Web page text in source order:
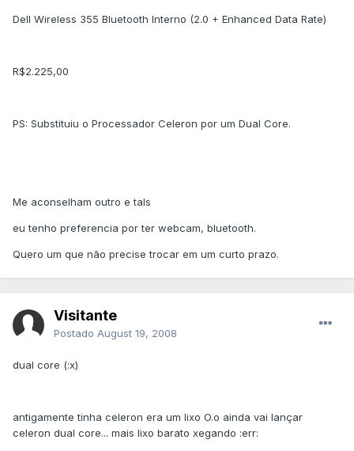
Dell Wireless 355 Bluetooth Interno (2.0 + Enhanced Data Rate)
R$2.225,00
PS: Substituiu o Processador Celeron por um Dual Core.
Me aconselham outro e tals
eu tenho preferencia por ter webcam, bluetooth.
Quero um que não precise trocar em um curto prazo.
Visitante
Postado August 19, 2008
dual core (:x)
antigamente tinha celeron era um lixo O.o ainda vai lançar
celeron dual core... mais lixo barato xegando :err: